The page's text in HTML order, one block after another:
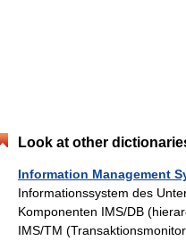
Look at other
Information Management
Informationssystem des
Komponenten IMS/DB
IMS/TM